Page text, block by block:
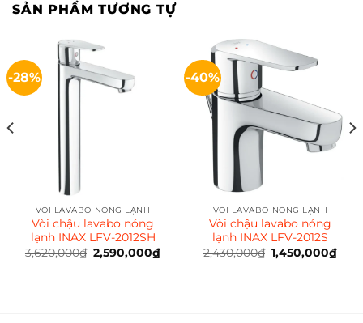
SẢN PHẨM TƯƠNG TỰ
-28%
VÒI LAVABO NÓNG LẠNH
Vòi chậu lavabo nóng
lạnh INAX LFV-2012SH
3,620,000₫ Giá
gốc
2,590,000₫
-40%
VÒI LAVABO NÓNG LẠNH
Vòi chậu lavabo nóng
lạnh INAX LFV-2012S
2,430,000₫ Giá
gốc
1,450,000₫